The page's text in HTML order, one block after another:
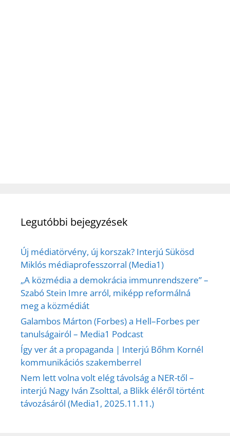
Legutóbbi bejegyzések
Új médiatörvény, új korszak? Interjú Sükösd
Miklós médiaprofesszorral (Media1)
„A közmédia a demokrácia immunrendszere” –
Szabó Stein Imre arról, miképp reformálná
meg a közmédiát
Galambos Márton (Forbes) a Hell–Forbes per
tanulságairól – Media1 Podcast
Így ver át a propaganda | Interjú Bőhm Kornél
kommunikációs szakemberrel
Nem lett volna volt elég távolság a NER-től –
interjú Nagy Iván Zsolttal, a Blikk éléről történt
távozásáról (Media1, 2025.11.11.)